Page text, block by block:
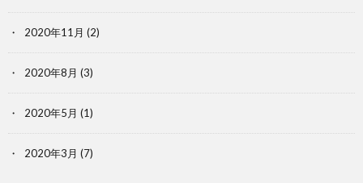
2020年11月 (2)
2020年8月 (3)
2020年5月 (1)
2020年3月 (7)